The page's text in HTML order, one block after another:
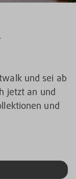
und sei ab
jetzt an und
und